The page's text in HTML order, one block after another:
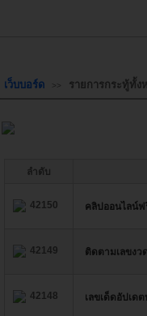
เว็บบอร์ด >> รายการกระทู้ทั้ง
ลำดับ
42150 คลิปออนไลน์ฟ
42149 ติดตามเลขงว
42148 เลขเด็ดอัปเด